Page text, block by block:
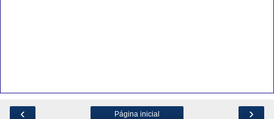
‹ ›
Página inicial